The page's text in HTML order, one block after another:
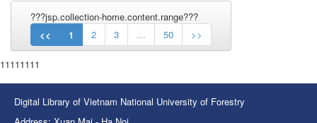
???jsp.collection-home.content.range???
<<
1 2 3 … 50 >>
11111111
Digital Library of Vietnam National University of Forestry